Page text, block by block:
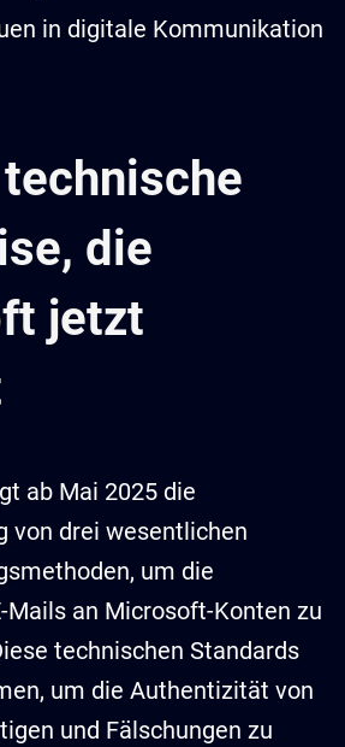
in digitale Kommunikation
die
jetzt
ab Mai 2025 die
von drei wesentlichen
um die
Mails an Microsoft-Konten zu
technischen Standards
um die Authentizität von
und Fälschungen zu